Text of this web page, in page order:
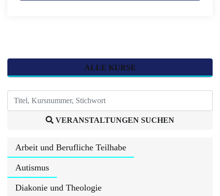
ALLE KURSE
VERANSTALTUNGEN SUCHEN
Arbeit und Berufliche Teilhabe
Autismus
Diakonie und Theologie